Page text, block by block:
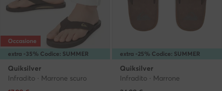
extra -35% Codice: SUMMER
Occasione
Quiksilver
Infradito · Marrone scuro
extra -25% Codice: SUMMER
Quiksilver
Infradito · Marrone